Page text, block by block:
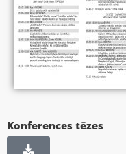
Konferences tēzes